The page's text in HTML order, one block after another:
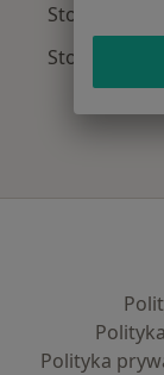
Polityka